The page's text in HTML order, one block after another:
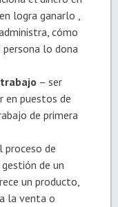
logra ganarlo ,
cómo
lo dona
– ser
en puestos de
de primera
proceso de
de un
un producto,
la venta o